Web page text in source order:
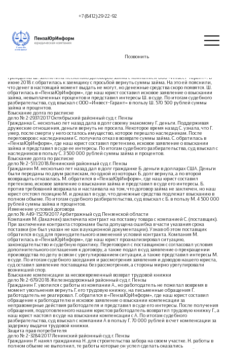
+7 (8412) 29-22-92
Позвонить
Судебная практика
За годы работы наши юристы участвовали в более 500 судебных процессах. Здесь мы
Гражданка Ш. заключила несколько договоров займа с компанией ООО «Инвест-Гарант». В
июне 2018 г. обратилась к заемщику с просьбой вернуть суммы займа. На это ей пояснили,
что денег в настоящий момент выдать не могут, но денежные средства скоро появятся. Ш.
обратилась в «ПензаЮрИнформ», где наш юрист составил исковое заявление о взыскании
займа, невыплаченных процентов и представил интересы Ш. в суде. По итогам судебного
разбирательства, суд взыскал с ООО «Инвест-Гарант» в пользу Ш. 570 500 рублей суммы
займа и процентов.
Взыскание долга по расписке
дело № 2-2937/2017 Октябрьский районный суд г. Пензы
Гражданка С. несколько лет назад дала в долг своему знакомому Г. деньги. Поддерживая
дружеские отношения, деньги вернуть не просила. Некоторое время назад С. узнала, что Г.
умер, после смерти у него осталось имущество, которое перешло наследникам. После
переговоров с наследниками С. получила отказ в возврате суммы займа. С. обратилась в
«ПензаЮрИнформ», где наш юрист составил претензию, исковое заявление о взыскании
займа и представил в суде ее интересы. По итогам судебного разбирательства, суд взыскал с
наследников в пользу С. 3 500 000 рублей суммы займа и процентов.
Взыскание долга по расписке
дело № 2-511/2018 Ленинский районный суд г. Пензы
Гражданин М. несколько лет назад дал в долг гражданке Б. деньги в долларах США. Деньги
были переданы по двум распискам, по одной из которых Б. долг вернула, а по второй
возвращать отказалась. М. обратился в «ПензаЮрИнформ», где наш юрист составил
претензию, исковое заявление о взыскании займа и представил в суде его интересы. Б.
против требований возражала и настаивала на том, что договор займа не заключен, но наш
юрист отстоял позицию М. и доказал в суде, что денежные средства подлежат взысканию в
полном объеме. По итогам судебного разбирательства, суд взыскал с Б. в пользу М. 4 500 000
рублей суммы займа и процентов.
Изменение условий договора
дело № А49-15279/2017 Арбитражный суд Пензенской области
Компания М. (Заказчик) заключила контракт на поставку товара с компанией С. (поставщик).
При заключении контракта сторонами была допущена ошибка в части указания срока
поставки (он был указан не как в аукционной документации). Узнав об этом поставщик
обратился в суд для принудительного изменений условий контракта. Компания М.
обратилась в «ПензаЮрИнформ», где наш юрист проанализировал ситуацию,
законодательство и судебную практику. Переговорил с поставщиком с согласовал условия
дополнительного соглашения к договору, а также подал в суд заявление о прекращении
производства по делу в связи с урегулированием ситуации, а также представил интересы М.
в суде. По итогам судебного заседания и рассмотрения заявления и доводов нашего юриста,
суд оставил заявление поставщика без рассмотрения, а стороны мирно урегулировали
возникший спор.
Взыскание компенсации за несвоевременный возврат трудовой книжки
дело № 2-679/2018 Железнодорожный районный суд г. Пензы
Гражданин Г. уволился с работы из компании А., но работодатель не пожелал вовремя в
момент увольнения вернуть Г. его трудовую книжку, на письменные обращения Г.
работодатель не реагировал. Г. обратился в «ПензаЮрИнформ», где наш юрист составил
обращение к работодателю и исковое заявление о взыскании компенсации за
неправомерные действия работодателя и представил в суде его интересы. После получения
обращения, подготовленного нашим юристов работодатель возвратил трудовую книжку Г., а
наш юрист настоял в суде на взыскании компенсации с А. По итогам судебного
разбирательства, суд взыскал с компании А в пользу Г. 70 000 рублей в счет компенсации за
задержку выдачи трудовой книжки.
Защита прав потребителя
дело № 2-3284/2017 Ленинский районный суд г. Пензы
Гражданин Р. нанял гражданина Н. для строительства забора на своем участке. Н. работы в
полном объеме не выполнил, те работы которые он успел сделать оказались